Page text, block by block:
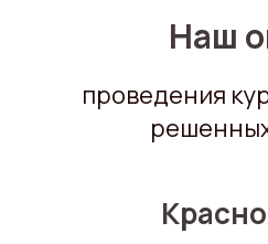
Наш
проведения